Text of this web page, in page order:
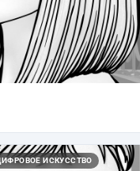
ИСКУССТВО